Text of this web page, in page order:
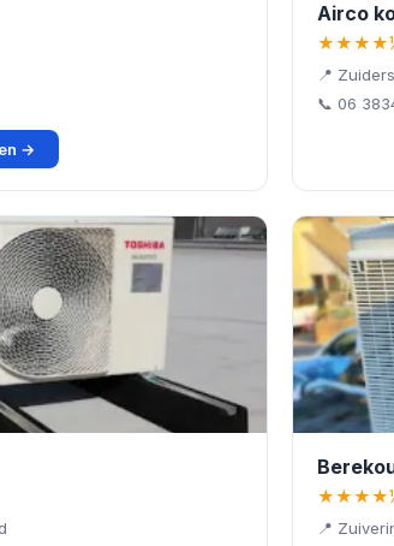
→
Airco
📍
📞 06
📍